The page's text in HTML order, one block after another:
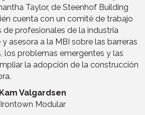
Taylor, de Steenhof Building
cuenta con un comité de trabajo
profesionales de la industria
asesora a la MBI sobre las barreras
los problemas emergentes y las
la adopción de la construcción
Kam Valgardsen
Irontown Modular